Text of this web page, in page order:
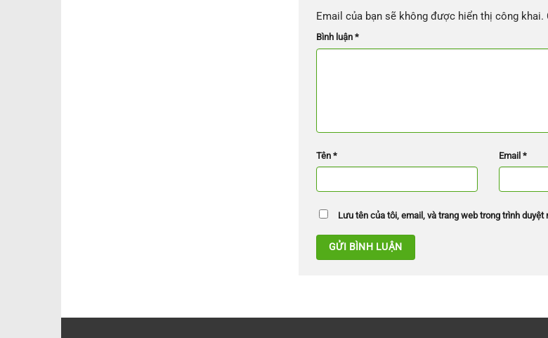
Email của bạn sẽ không được hiển thị công khai.
Bình luận *
Tên * Email*
Lưu tên của tôi, email, và trang web trong trình